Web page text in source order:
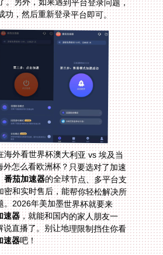
功，然后重新登录平台即可。
外看世界杯澳大利亚 vs 埃及当
怎么看欧洲杯？只要选对了加速
番茄加速器的全球节点、多平台支
持、稳定流量、安全加密和实时售后，能帮你轻松解决所
有地理限制和卡顿问题。2026年美加墨世界杯就要来
速器，就能和国内的家人朋友一
起，享受流畅的中文解说直播了。别让地理限制挡住你看
速器吧！